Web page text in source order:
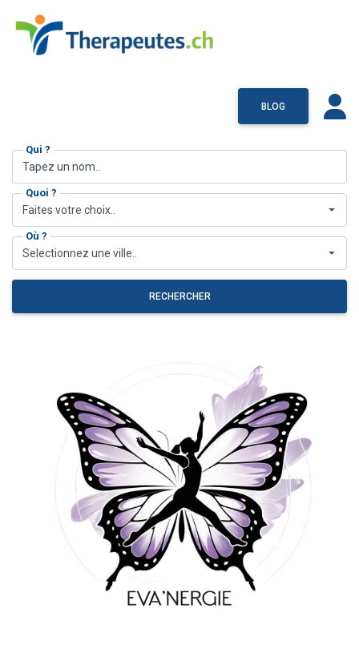
BLOG
Qui ?
Quoi ?
Faites votre choix..
Où ?
Selectionnez une ville..
RECHERCHER